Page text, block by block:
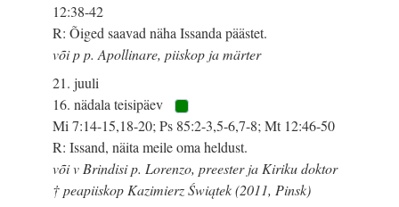
12:38-42
R: Õiged saavad näha Issanda päästet.
või p p. Apollinare, piiskop ja märter
21. juuli
16. nädala teisipäev
Mi 7:14-15,18-20; Ps 85:2-3,5-6,7-8; Mt 12:46-50
R: Issand, näita meile oma heldust.
või v Brindisi p. Lorenzo, preester ja Kiriku doktor
† peapiiskop Kazimierz Świątek (2011, Pinsk)